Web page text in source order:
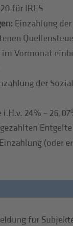
für IRES
Einzahlung
im Vormonat
der
24% –
Einzahlung (oder
für